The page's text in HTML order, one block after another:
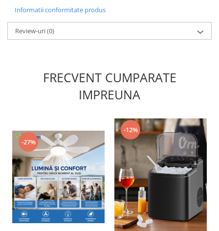
Informatii conformitate produs
Review-uri(0)
FRECVENT CUMPARATE
IMPREUNA
-27%
-12%